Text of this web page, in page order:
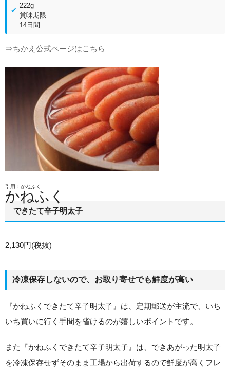
222g
賞味期限
14日間
⇒ちかえ公式ページはこちら
引用：かねふく
かねふく
できたて辛子明太子
2,130円(税抜)
冷凍保存しないので、お取り寄せでも鮮度が高い
『かねふくできたて辛子明太子』は、定期郵送が主流で、いち
いち買いに行く手間を省けるのが嬉しいポイントです。
また『かねふくできたて辛子明太子』は、できあがった明太子
を冷凍保存せずそのまま工場から出荷するので鮮度が高くフレ